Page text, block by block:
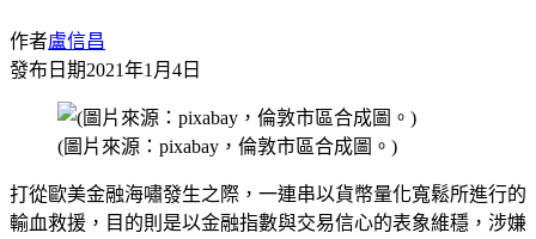
作者盧信昌
發布日期2021年1月4日
(圖片來源：pixabay，倫敦市區合成圖。)
打從歐美金融海嘯發生之際，一連串以貨幣量化寬鬆所進行的
輸血救援，目的則是以金融指數與交易信心的表象維穩，涉嫌